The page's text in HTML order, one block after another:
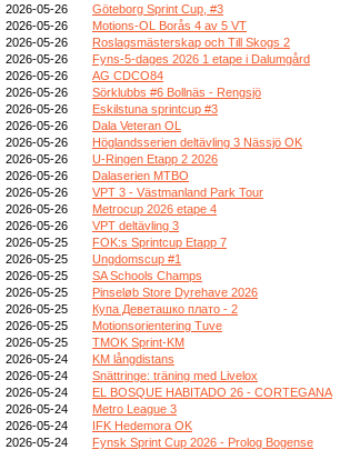
2026-05-26
Göteborg Sprint Cup, #3
2026-05-26
Motions-OL Borås 4 av 5 VT
2026-05-26
Roslagsmästerskap och Till Skogs 2
2026-05-26
Fyns-5-dages 2026 1 etape i Dalumgård
2026-05-26
AG CDCO84
2026-05-26
Sörklubbs #6 Bollnäs - Rengsjö
2026-05-26
Eskilstuna sprintcup #3
2026-05-26
Dala Veteran OL
2026-05-26
Höglandsserien deltävling 3 Nässjö OK
2026-05-26
U-Ringen Etapp 2 2026
2026-05-26
Dalaserien MTBO
2026-05-26
VPT 3 - Västmanland Park Tour
2026-05-26
Metrocup 2026 etape 4
2026-05-26
VPT deltävling 3
2026-05-25
FOK:s Sprintcup Etapp 7
2026-05-25
Ungdomscup #1
2026-05-25
SA Schools Champs
2026-05-25
Pinseløb Store Dyrehave 2026
2026-05-25
Купа Деветашко плато - 2
2026-05-25
Motionsorientering Tuve
2026-05-25
TMOK Sprint-KM
2026-05-24
KM långdistans
2026-05-24
Snättringe: träning med Livelox
2026-05-24
EL BOSQUE HABITADO 26 - CORTEGANA
2026-05-24
Metro League 3
2026-05-24
IFK Hedemora OK
2026-05-24
Fynsk Sprint Cup 2026 - Prolog Bogense